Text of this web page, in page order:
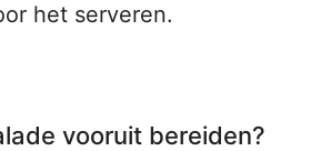
het serveren.
vooruit bereiden?